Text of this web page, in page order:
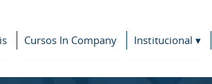
Cursos In Company Institucional ▾